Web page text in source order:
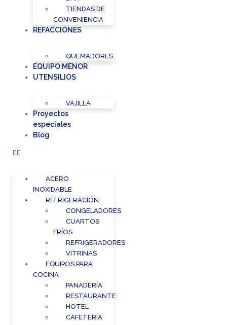
TIENDAS DE
CONVENIENCIA
REFACCIONES
QUEMADORES
EQUIPO MENOR
UTENSILIOS
VAJILLA
Proyectos
especiales
Blog
ACERO
INOXIDABLE
REFRIGERACIÓN
CONGELADORES
CUARTOS
FRÍOS
REFRIGERADORES
VITRINAS
EQUIPOS PARA
COCINA
PANADERÍA
RESTAURANTE
HOTEL
CAFETERÍA